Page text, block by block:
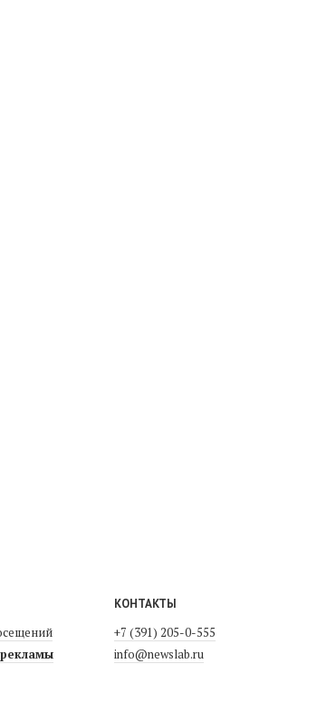
КОНТАКТЫ
+7 (391) 205-0-555
info@newslab.ru